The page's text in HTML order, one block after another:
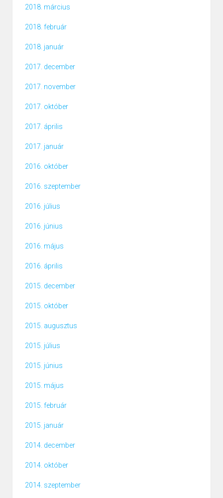
2018. március
2018. február
2018. január
2017. december
2017. november
2017. október
2017. április
2017. január
2016. október
2016. szeptember
2016. július
2016. június
2016. május
2016. április
2015. december
2015. október
2015. augusztus
2015. július
2015. június
2015. május
2015. február
2015. január
2014. december
2014. október
2014. szeptember